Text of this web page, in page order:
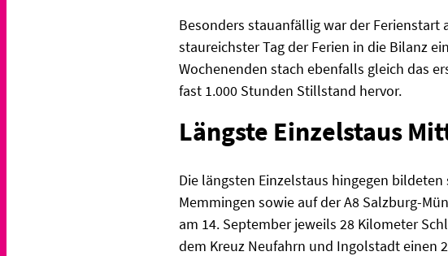
Besonders stauanfällig war der Ferienstart
staureichster Tag der Ferien in die Bilanz
Wochenenden stach ebenfalls gleich das
fast 1.000 Stunden Stillstand hervor.
Längste Einzelstaus
Die längsten Einzelstaus hingegen
Memmingen sowie auf der A8 Salzburg-
am 14. September jeweils 28 Kilometer
dem Kreuz Neufahrn und Ingolstadt einen